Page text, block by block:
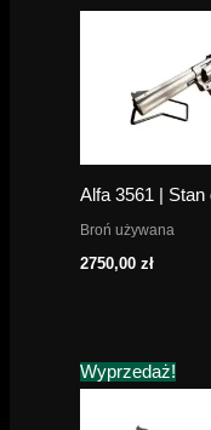
Alfa 3561 | Stan
Broń używana
2750,00zł
Wyprzedaż!